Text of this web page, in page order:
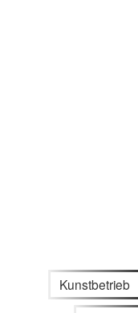
Kunstbetrieb